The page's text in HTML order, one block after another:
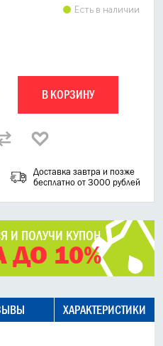
Есть в наличии
В КОРЗИНУ
Доставка завтра и позже
бесплатно от 3000 рублей
И ПОЛУЧИ КУПОН
10%
ХАРАКТЕРИСТИКИ